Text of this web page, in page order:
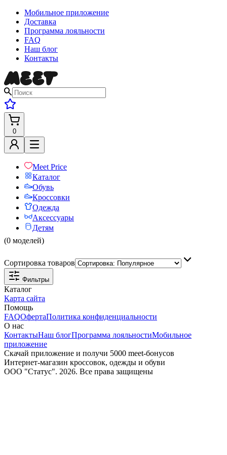
Мобильное приложение
Доставка
Программа лояльности
FAQ
Наш блог
Контакты
0
Meet Price
Каталог
Обувь
Кроссовки
Одежда
Аксессуары
Детям
(0 моделей)
Сортировка товаров
Фильтры
Каталог
Карта сайта
Помощь
FAQОфертаПолитика конфиденциальности
О нас
КонтактыНаш блогПрограмма лояльностиМобильное
приложение
Скачай приложение и получи 5000 meet-бонусов
Интернет-магазин кроссовок, одежды и обуви
ООО "Статус". 2026. Все права защищены